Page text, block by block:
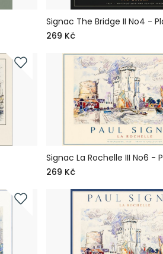
Signac The Bridge II No4 -
269 Kč
Signac La Rochelle III No6 -
269 Kč